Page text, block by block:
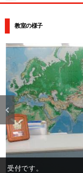
教室の様子
受付です。